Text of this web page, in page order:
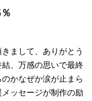
まして、ありがとう
、万感の思いで最終
かなぜか涙が止まら
ッセージが制作の励